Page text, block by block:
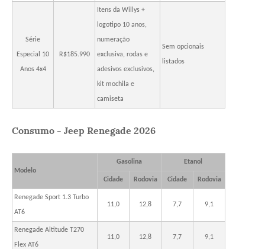
Série
Especial 10
Anos 4x4
R$185.990
Itens da Willys +
logotipo 10 anos,
numeração
exclusiva, rodas e
adesivos exclusivos,
kit mochila e
camiseta
Sem opcionais
listados
Consumo - Jeep Renegade 2026
Modelo
Gasolina Etanol
Cidade Rodovia Cidade Rodovia
Renegade Sport 1.3 Turbo
AT6
11,0 12,8 7,7 9,1
Renegade Altitude T270
Flex AT6
11,0 12,8 7,7 9,1